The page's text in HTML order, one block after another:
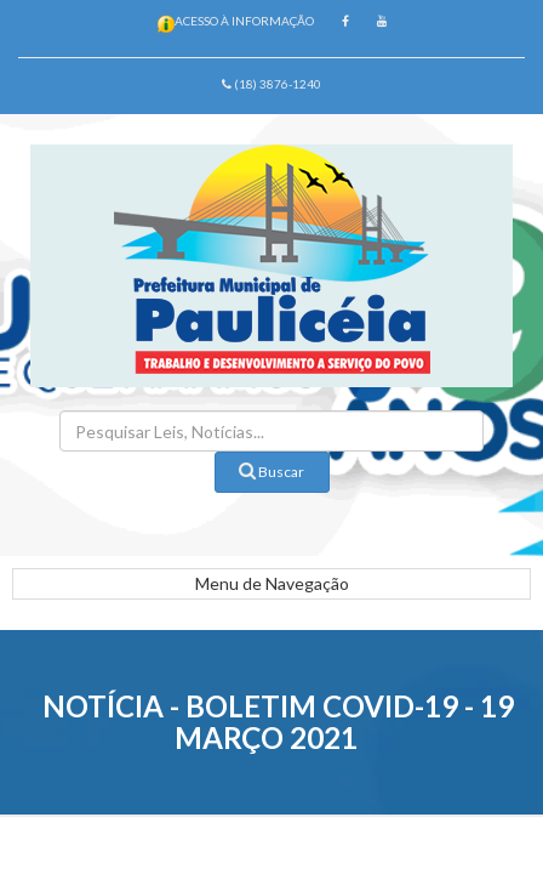
ACESSO À INFORMAÇÃO
(18) 3876-1240
Buscar
Menu de Navegação
NOTÍCIA - BOLETIM COVID-19 - 19
MARÇO 2021